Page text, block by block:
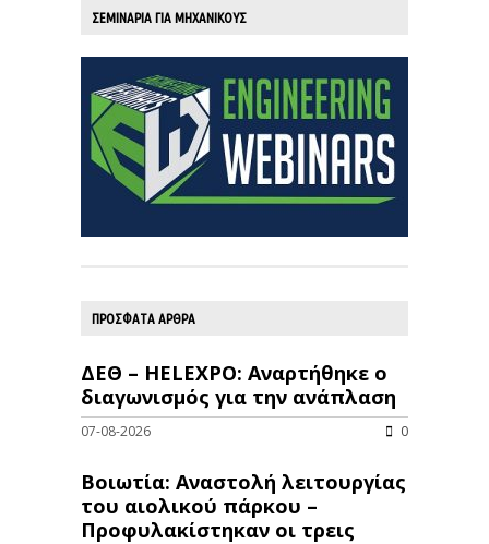
ΣΕΜΙΝΑΡΙΑ ΓΙΑ ΜΗΧΑΝΙΚΟΥΣ
ΠΡΟΣΦΑΤΑ ΑΡΘΡΑ
ΔΕΘ – HELEXPO: Αναρτήθηκε ο
διαγωνισμός για την ανάπλαση
07-08-2026 0
Βοιωτία: Αναστολή λειτουργίας
του αιολικού πάρκου –
Προφυλακίστηκαν οι τρεις